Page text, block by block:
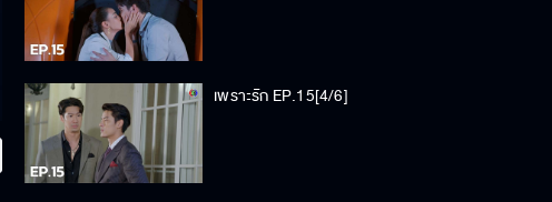
เพราะรัก EP.15[4/6]